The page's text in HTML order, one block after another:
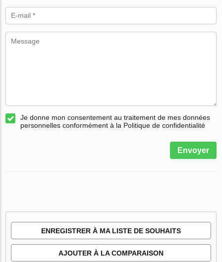
Je donne mon consentement au traitement de mes données
personnelles conformément à la Politique de confidentialité
Envoyer
ENREGISTRER À MA LISTE DE SOUHAITS
AJOUTER À LA COMPARAISON